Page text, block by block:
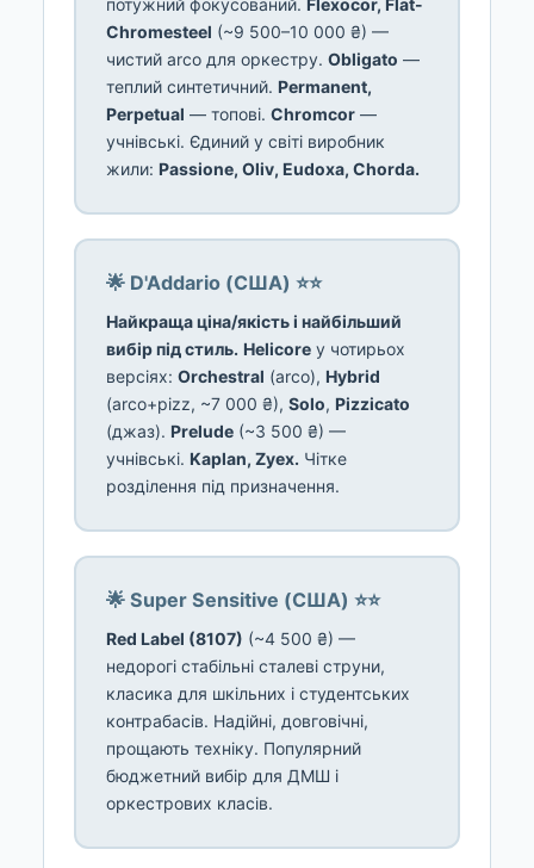
потужний фокусований. Flexocor, Flat-
Chromesteel (~9 500–10 000 ₴) —
чистий arco для оркестру. Obligato —
теплий синтетичний. Permanent,
Perpetual — топові. Chromcor —
учнівські. Єдиний у світі виробник
жили: Passione, Oliv, Eudoxa, Chorda.
🌟 D'Addario (США) ⭐⭐
Найкраща ціна/якість і найбільший
вибір під стиль. Helicore у чотирьох
версіях: Orchestral (arco), Hybrid
(arco+pizz, ~7 000 ₴), Solo, Pizzicato
(джаз). Prelude (~3 500 ₴) —
учнівські. Kaplan, Zyex. Чітке
розділення під призначення.
🌟 Super Sensitive (США) ⭐⭐
Red Label (8107) (~4 500 ₴) —
недорогі стабільні сталеві струни,
класика для шкільних і студентських
контрабасів. Надійні, довговічні,
прощають техніку. Популярний
бюджетний вибір для ДМШ і
оркестрових класів.